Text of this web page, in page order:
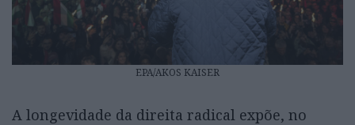
EPA/AKOS KAISER
A longevidade da direita radical expõe, no